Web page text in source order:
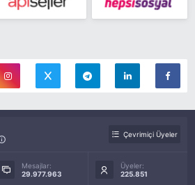
Çevrimiçi Üyeler
Mesajlar:
29.977.963
Üyeler:
225.851